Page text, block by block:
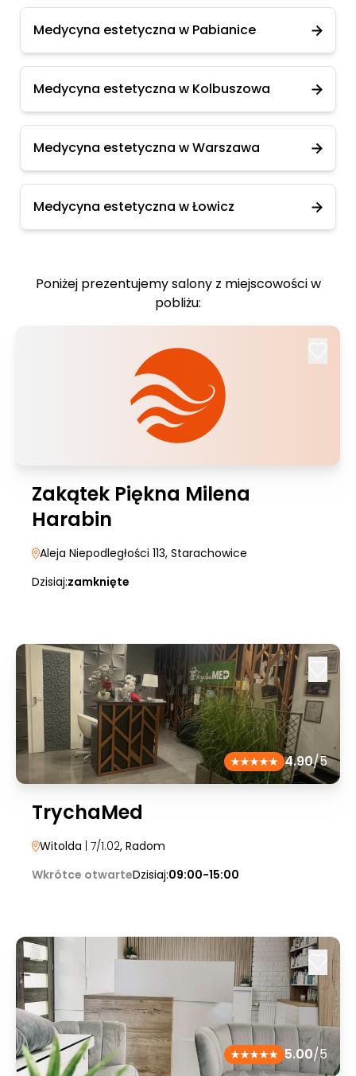
Medycyna estetyczna w Pabianice
Medycyna estetyczna w Kolbuszowa
Medycyna estetyczna w Warszawa
Medycyna estetyczna w Łowicz
Poniżej prezentujemy salony z miejscowości w
pobliżu:
Zakątek Piękna Milena
Harabin
Aleja Niepodległości 113, Starachowice
Dzisiaj:zamknięte
4.90/5
TrychaMed
Witolda | 7/1.02, Radom
Wkrótce otwarteDzisiaj:09:00-15:00
5.00/5